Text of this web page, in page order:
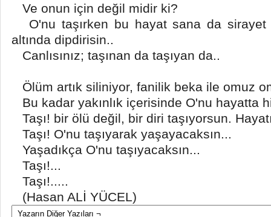
Ve onun için değil midir ki?
O'nu taşırken bu hayat sana da sirayet
altında dipdirisin..
Canlısınız; taşınan da taşıyan da..
Ölüm artık siliniyor, fanilik beka ile omuz
Bu kadar yakınlık içerisinde O'nu hayatta
Taşı! bir ölü değil, bir diri taşıyorsun.
Taşı! O'nu taşıyarak yaşayacaksın...
Yaşadıkça O'nu taşıyacaksın...
Taşı!...
Taşı!.....
(Hasan ALİ YÜCEL)